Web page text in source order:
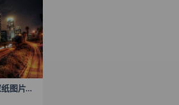
城市图片-城市夜景壁纸图片大全